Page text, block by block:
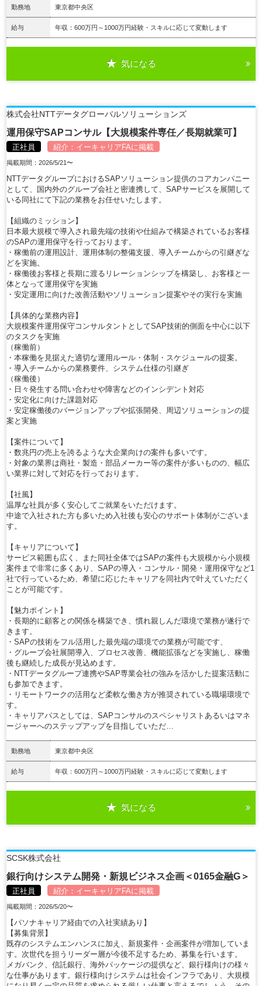
勤務地 東京都中央区
給与 年収：600万円～1000万円経験・スキルに応じて変動します
気になる
株式会社NTTデータグローバルソリューションズ
運用保守SAPコンサル【大規模案件専任／長期就業可】
正社員 紹介： イーキャリアFAに掲載
掲載期間：2026/5/21〜
NTTデータグループにおけるSAPソリューション提供のコアカンパニー
として、国内外のグループ会社と密連携して、SAPサービスを展開して
いる同社にて下記の業務をお任せいたします。
【組織のミッション】
日本最大規模で導入され最先端の技術や仕組みで構築されているお客様
のSAPの運用保守を行っております。
・稼働前の運用設計、運用体制の整備支援、導入チームからの引継ぎな
どを実施。
・稼働後お客様と長期に渡るリレーションシップを構築し、お客様と一
体となって運用保守を実施
・安定運用に向けた改善活動やソリューション提案やその実行を実施
【具体的な業務内容】
大規模案件運用保守コンサルタントとしてSAP技術的側面を中心に以下
のタスクを実施
（稼働前）
・本稼働を見据えた適切な運用ルール・体制・スケジュールの提案。
・導入チームからの業務要件、システム仕様の引継ぎ
（稼働後）
・日々発生する問い合わせや障害などのインシデント対応
・安定化に向けた課題対応
・安定稼働後のバージョンアップや拡張開発、周辺ソリューションの提
案と実施
【案件について】
・数兆円の売上を誇るような大企業向けの案件も多いです。
・対象の業界は商社・製造・部品メーカー等の案件が多いものの、幅広
い業界に対して対応を行っております。
【社風】
温厚な社員が多く安心してご就業をいただけます。
中途で入社された方も多いため入社後も安心のサポート体制がございま
す。
【キャリアについて】
サービス範囲も広く、また同社全体ではSAPの案件も大規模から小規模
案件まで非常に多くあり、SAPの導入・コンサル・開発・運用保守など1
社で行っているため、希望に応じたキャリアを同社内で叶えていただく
ことが可能です。
【魅力ポイント】
・長期的に顧客との関係を構築でき、慣れ親しんだ環境で業務が遂行で
きます。
・SAPの技術をフル活用した最先端の環境での業務が可能です、
・グループ会社展開導入、プロセス改善、機能拡張などを実施し、稼働
後も継続した成長が見込めます。
・NTTデータグループ連携やSAP専業会社の強みを活かした提案活動に
も参加できます。
・リモートワークの活用など柔軟な働き方が推奨されている職場環境で
す。
・キャリアパスとしては、SAPコンサルのスペシャリストあるいはマネ
ージャーへのステップアップを目指していただ…
勤務地 東京都中央区
給与 年収：600万円～1000万円経験・スキルに応じて変動します
気になる
SCSK株式会社
銀行向けシステム開発・新規ビジネス企画＜0165金融G＞
正社員 紹介： イーキャリアFAに掲載
掲載期間：2026/5/20〜
【パソナキャリア経由での入社実績あり】
【募集背景】
既存のシステムエンハンスに加え、新規案件・企画案件が増加していま
す。次世代を担うリーダー層が今後不足するため、募集を行います。
メガバンク、信託銀行、海外パッケージの提供など、銀行様向けの様々
な仕事があります。銀行様向けシステムは社会インフラであり、大規模